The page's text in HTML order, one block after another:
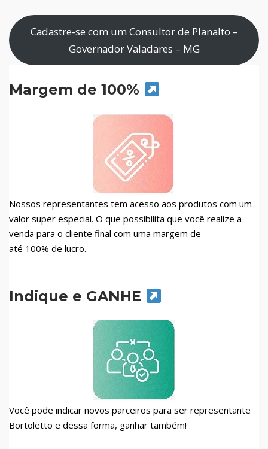
Cadastre-se com um Consultor de Planalto –
Governador Valadares – MG
Margem de 100%
Nossos representantes tem acesso aos produtos com um
valor super especial. O que possibilita que você realize a
venda para o cliente final com uma margem de
até 100% de lucro.
Indique e GANHE
Você pode indicar novos parceiros para ser representante
Bortoletto e dessa forma, ganhar também!